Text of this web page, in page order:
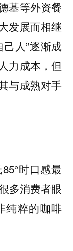
基等外资餐
发展而相继
人”逐渐成
力成本，但
与成熟对手
时口感最
多消费者眼
纯粹的咖啡